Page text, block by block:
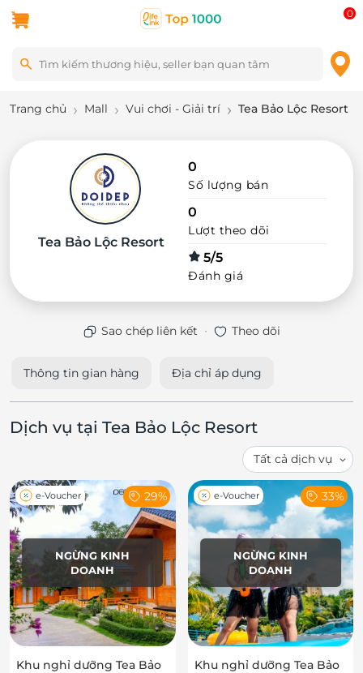
0
Trang chủ Mall Vui chơi - Giải trí Tea Bảo Lộc Resort
Tea Bảo Lộc Resort
0
Số lượng bán
0
Lượt theo dõi
5/5
Đánh giá
Sao chép liên kết · Theo dõi
Thông tin gian hàng Địa chỉ áp dụng
Dịch vụ tại Tea Bảo Lộc Resort
NGỪNG KINH
DOANH
e-Voucher 29%
Khu nghỉ dưỡng Tea Bảo
NGỪNG KINH
DOANH
e-Voucher 33%
Khu nghỉ dưỡng Tea Bảo